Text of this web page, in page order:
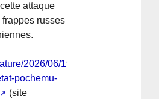
attaque
russes
2026/06/19/chto-
pochemu-
(site